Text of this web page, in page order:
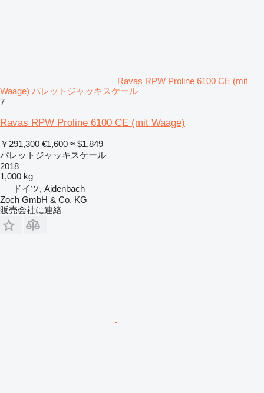
Ravas RPW Proline 6100 CE (mit
Waage) パレットジャッキスケール
7
Ravas RPW Proline 6100 CE (mit Waage)
￥291,300 €1,600 ≈ $1,849
パレットジャッキスケール
2018
1,000 kg
ドイツ, Aidenbach
Zoch GmbH & Co. KG
販売会社に連絡